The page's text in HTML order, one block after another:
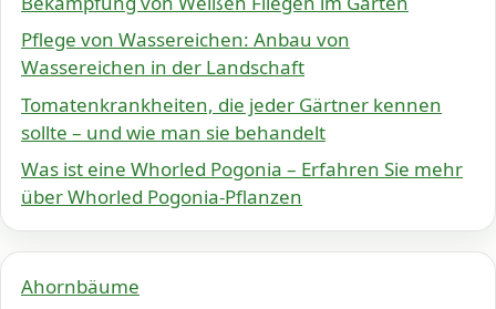
Pflege von Wassereichen: Anbau von
Wassereichen in der Landschaft
Tomatenkrankheiten, die jeder Gärtner kennen
sollte – und wie man sie behandelt
Was ist eine Whorled Pogonia – Erfahren Sie mehr
über Whorled Pogonia-Pflanzen
Ahornbäume